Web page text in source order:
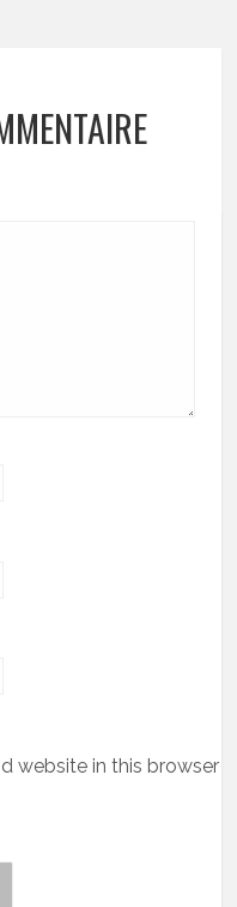
website in this browser